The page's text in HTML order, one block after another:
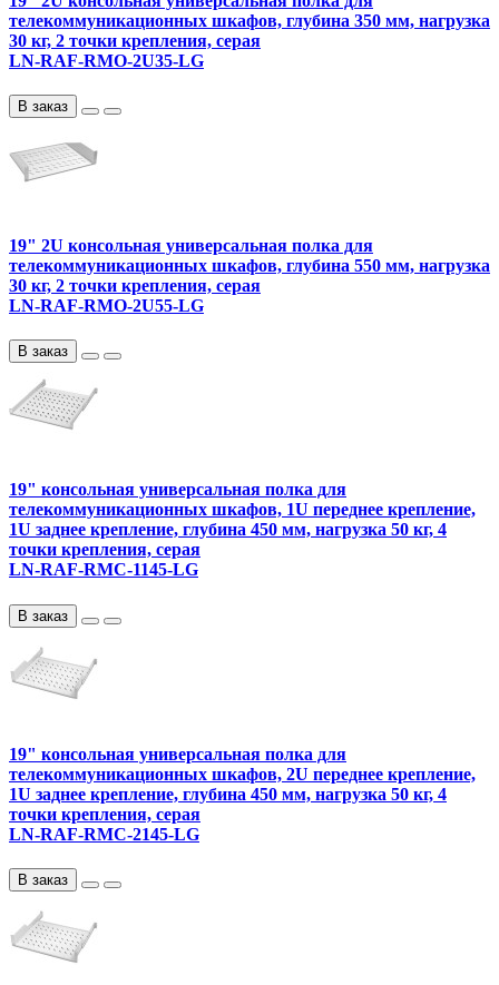
телекоммуникационных шкафов, глубина 350 мм, нагрузка
30 кг, 2 точки крепления, серая
LN-RAF-RMO-2U35-LG
В заказ
19" 2U консольная универсальная полка для
телекоммуникационных шкафов, глубина 550 мм, нагрузка
30 кг, 2 точки крепления, серая
LN-RAF-RMO-2U55-LG
В заказ
19" консольная универсальная полка для
телекоммуникационных шкафов, 1U переднее крепление,
1U заднее крепление, глубина 450 мм, нагрузка 50 кг, 4
точки крепления, серая
LN-RAF-RMC-1145-LG
В заказ
19" консольная универсальная полка для
телекоммуникационных шкафов, 2U переднее крепление,
1U заднее крепление, глубина 450 мм, нагрузка 50 кг, 4
точки крепления, серая
LN-RAF-RMC-2145-LG
В заказ